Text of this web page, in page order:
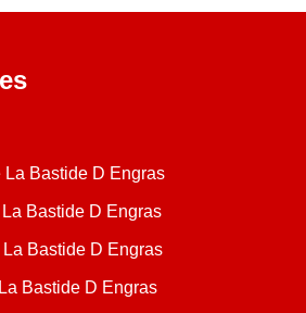
La Bastide D Engras
Bastide D Engras
Bastide D Engras
Bastide D Engras